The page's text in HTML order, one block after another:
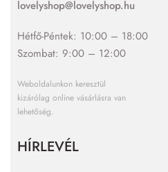
lovelyshop@lovelyshop.hu
Hétfő-Péntek: 10:00 – 18:00
Szombat: 9:00 – 12:00
Weboldalunkon keresztül
kizárólag online vásárlásra van
lehetőség.
HÍRLEVÉL